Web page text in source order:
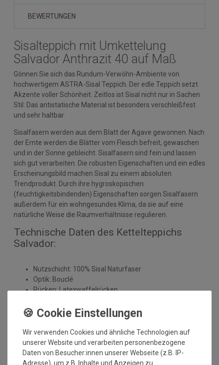
BEWERTUNGEN
Sisalteppich mit Umkettelung
Salvador Anthrazit 40 auf Maß
Gönnen Sie sich das Rundum-Verwöhn-Ambiente von
hochwertigem ASTRA-Sisal Teppich. Der edle Teppich setzt
Akzente voller Schönheit. Zeitlos ist Sisal nicht nur in Sachen
Stil: Das antistatische Material ist besonders verschleißfest
und sehr haltbar.
Sisalfasern werden aus dem Blatt der Agave gewonnen. Nach
der Ernte werden die Blätter vom Fleisch befreit, gewaschen
und in der Sonne gebleicht. Sisalfasern sind fein und lassen
sich gut verarbeiten. Die robusten Eigenschaften und ein edles
Erscheinungsbild machen Sisal zu einem absoluten
Trendprodukt. Durch ihre hygroskopischen
(feuchtigkeitsbindenden) Eigenschaften sorgen Sisalfasern
außerdem für ein wohngesundes Klima, da sie auf eine
natürliche Weise die Raumverhältnisse regulieren.
Technische Daten des Kettelteppichs
Salvador:
Nutzschicht: 100% Sisal Naturfaser
Optik: Bouclé
Rücken: Latexwaffelrücken
Florhöhe: ca. 5 mm
Gesamtgewicht: ca. 2400 gr./m²
Antistatisch und Fußbodenheizung geeignet
umweltfreundlich
Brandklasse: Efl
Wir verwenden Cookies und ähnliche Technologien auf
unserer Website und verarbeiten personenbezogene
Daten von Besucher:innen unserer Webseite (z.B. IP-
Adresse), um z.B. Inhalte und Anzeigen zu